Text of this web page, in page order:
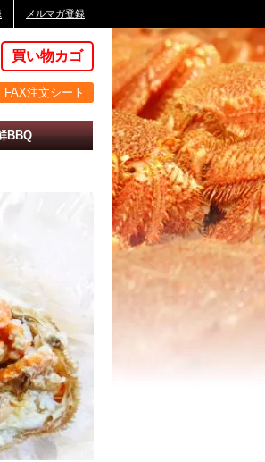
メルマガ登録
買い物カゴ
FAX注文シート
BBQ